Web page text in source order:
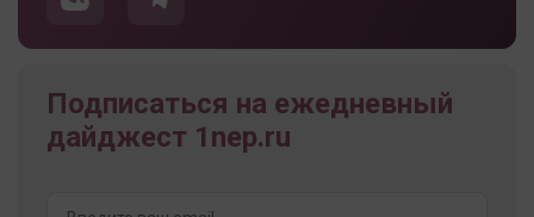
Подписаться на ежедневный
дайджест 1nep.ru